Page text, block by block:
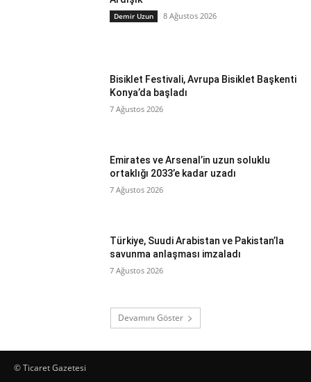
Demir Uzun 8 Ağustos 2026
Bisiklet Festivali, Avrupa Bisiklet Başkenti
Konya’da başladı
7 Ağustos 2026
Emirates ve Arsenal’in uzun soluklu
ortaklığı 2033’e kadar uzadı
7 Ağustos 2026
Türkiye, Suudi Arabistan ve Pakistan’la
savunma anlaşması imzaladı
7 Ağustos 2026
Devamını Göster
© Ticaret Gazetesi